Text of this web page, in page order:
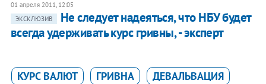
01 апреля 2011, 12:05
ЭКСКЛЮЗИВ
Не следует надеяться, что НБУ будет
всегда удерживать курс гривны, - эксперт
КУРС ВАЛЮТ ГРИВНА ДЕВАЛЬВАЦИЯ